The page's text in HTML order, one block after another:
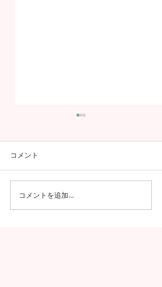
日本の7月の風物詩！七夕
の授業を実施しました
コメント
コメントを追加…